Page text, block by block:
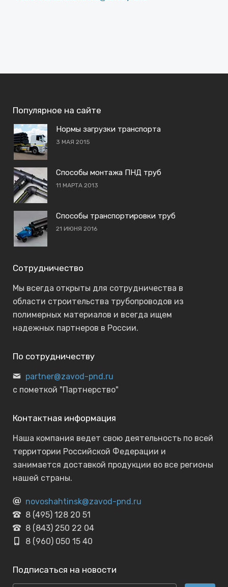
Популярное на сайте
Нормы загрузки транспорта
3 МАЯ 2015
Способы монтажа ПНД труб
11 МАРТА 2013
Способы транспортировки труб
21 ИЮНЯ 2016
Сотрудничество
Мы всегда открыты для сотрудничества в
области строительства трубопроводов из
полимерных материалов и всегда ищем
надежных партнеров в России.
По сотрудничеству
partner@zavod-pnd.ru
с пометкой "Партнерство"
Контактная информация
Наша компания ведет свою деятельность по всей
территории Российской Федерации и
занимается доставкой продукции во все регионы
нашей страны.
novoshahtinsk@zavod-pnd.ru
8 (495) 128 20 51
8 (843) 250 22 04
8 (960) 050 15 40
Подписаться на новости